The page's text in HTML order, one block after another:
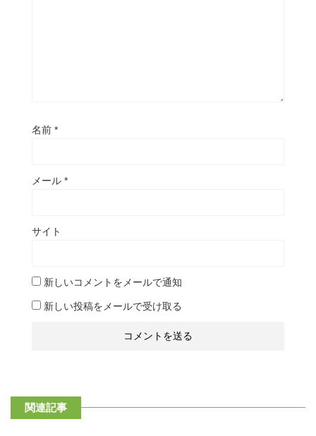
名前 *
メール *
サイト
新しいコメントをメールで通知
新しい投稿をメールで受け取る
関連記事